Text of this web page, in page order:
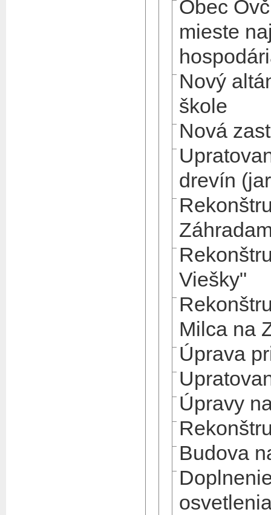
Obec
mieste
Nový
škole
Nová
drevín
Viešky"
Milca na
Úprava
Úpravy
Budova